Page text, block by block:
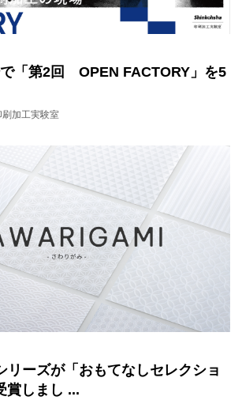
「第2回 OPEN FACTORY」を5
刷加工実験室
リーズが「おもてなしセレクショ
賞しまし ...